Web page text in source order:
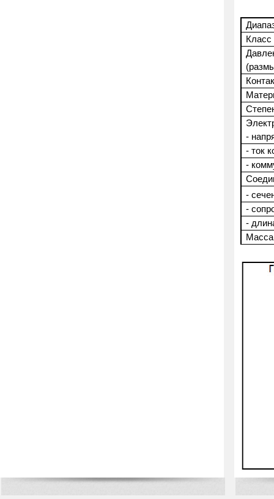
Класс
-
- ток
-
-
-
-